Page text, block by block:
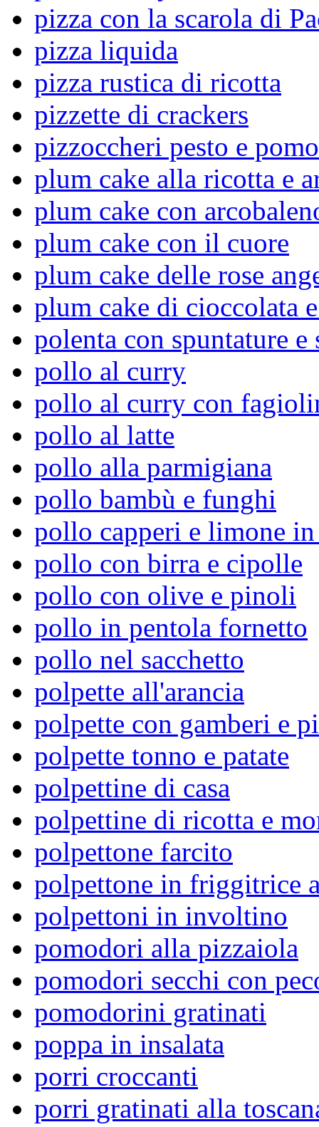
pizza con la scarola di
pizza liquida
pizza rustica di ricotta
pizzette di crackers
pizzoccheri pesto e
plum cake alla ricotta e
plum cake con
plum cake con il cuore
plum cake delle rose
plum cake di cioccolata
polenta con spuntature e
pollo al curry
pollo al curry con
pollo al latte
pollo alla parmigiana
pollo bambù e funghi
pollo capperi e limone in
pollo con birra e cipolle
pollo con olive e pinoli
pollo in pentola fornetto
pollo nel sacchetto
polpette all'arancia
polpette con gamberi e
polpette tonno e patate
polpettine di casa
polpettine di ricotta e
polpettone farcito
polpettone in friggitrice
polpettoni in involtino
pomodori alla pizzaiola
pomodori secchi con
pomodorini gratinati
poppa in insalata
porri croccanti
porri gratinati alla